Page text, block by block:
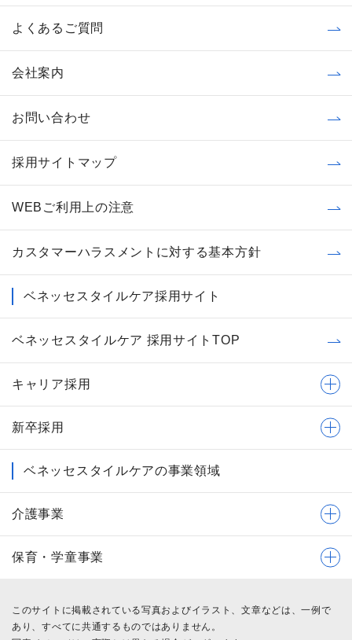
よくあるご質問
会社案内
お問い合わせ
採用サイトマップ
WEBご利用上の注意
カスタマーハラスメントに対する基本方針
ベネッセスタイルケア採用サイト
ベネッセスタイルケア 採用サイトTOP
キャリア採用
新卒採用
ベネッセスタイルケアの事業領域
介護事業
保育・学童事業
このサイトに掲載されている写真およびイラスト、文章などは、一例で
あり、すべてに共通するものではありません。